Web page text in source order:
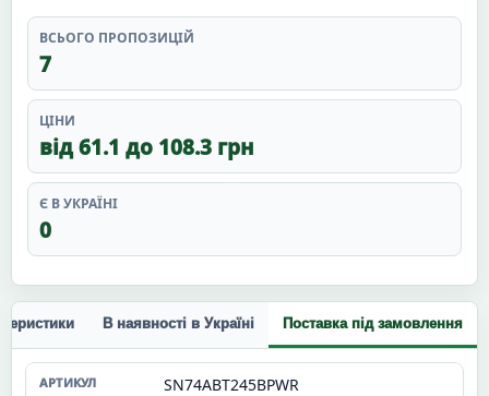
ВСЬОГО ПРОПОЗИЦІЙ
7
ЦІНИ
від 61.1 до 108.3 грн
Є В УКРАЇНІ
0
В наявності в Україні Поставка під замовлення
SN74ABT245BPWR